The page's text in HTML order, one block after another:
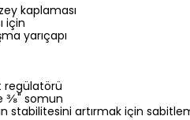
kaplaması
için
yarıçapı
regülatörü
⅜" somun
stabilitesini artırmak için